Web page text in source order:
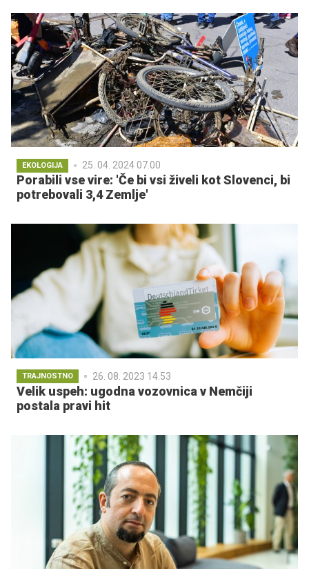
EKOLOGIJA 25. 04. 2024 07.00
Porabili vse vire: 'Če bi vsi živeli kot Slovenci, bi
potrebovali 3,4 Zemlje'
TRAJNOSTNO 26. 08. 2023 14.53
Velik uspeh: ugodna vozovnica v Nemčiji
postala pravi hit